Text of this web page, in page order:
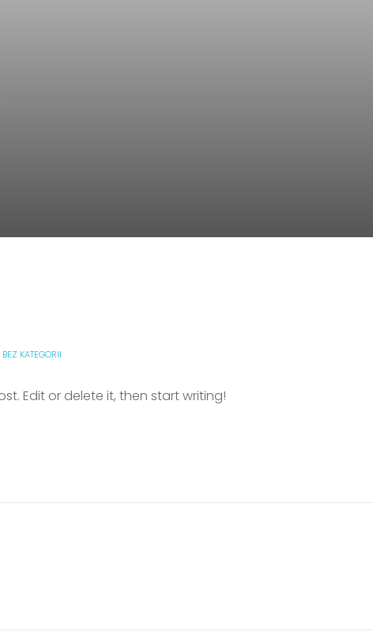
BEZ KATEGORII
Edit or delete it, then start writing!